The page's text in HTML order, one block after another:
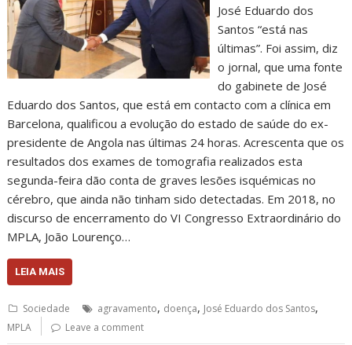
José Eduardo dos
Santos “está nas
últimas”. Foi assim, diz
o jornal, que uma fonte
do gabinete de José
Eduardo dos Santos, que está em contacto com a clínica em
Barcelona, qualificou a evolução do estado de saúde do ex-
presidente de Angola nas últimas 24 horas. Acrescenta que os
resultados dos exames de tomografia realizados esta
segunda-feira dão conta de graves lesões isquémicas no
cérebro, que ainda não tinham sido detectadas. Em 2018, no
discurso de encerramento do VI Congresso Extraordinário do
MPLA, João Lourenço…
LEIA MAIS
Sociedade agravamento, doença, José Eduardo dos Santos,
MPLA Leave a comment